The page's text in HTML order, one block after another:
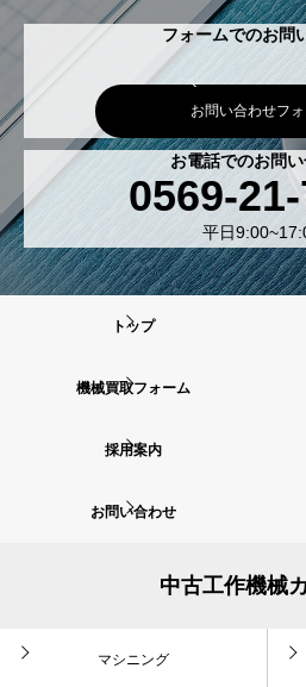
フォームでのお問
お問い合わせフ
お電話でのお問
0569-
平日
トップ
機械買取フォーム
採用案内
お問い合わせ
中古工作機械
マシニング